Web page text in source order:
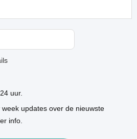
uur.
updates over de nieuwste
info.